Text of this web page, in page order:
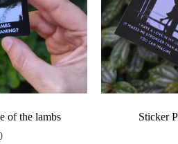
of the lambs
Sticker